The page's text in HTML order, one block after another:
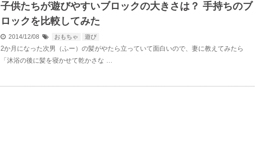
子供たちが遊びやすいブロックの大きさは？ 手持ちのブ
ロックを比較してみた
2014/12/08 おもちゃ 遊び
2か月になった次男（ふー）の髪がやたら立っていて面白いので、妻に教えてみたら
「沐浴の後に髪を寝かせて乾かさな …